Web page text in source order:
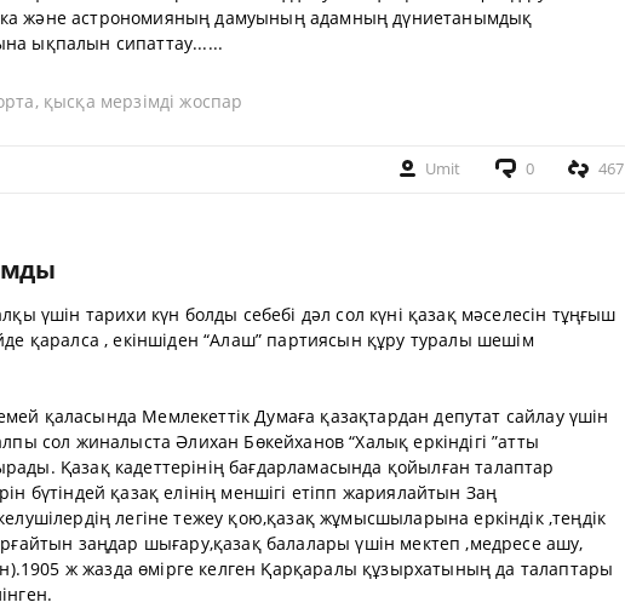
және астрономияның дамуының адамның дүниетанымдық
ықпалын сипаттау......
қысқа мерзімді жоспар
Umit 0 467
үшін тарихи күн болды себебі дәл сол күні қазақ мәселесін тұңғыш
қаралса , екіншіден “Алаш” партиясын құру туралы шешім
қаласында Мемлекеттік Думаға қазақтардан депутат сайлау үшін
сол жиналыста Әлихан Бөкейханов “Халық еркіндігі ”атты
Қазақ кадеттерінің бағдарламасында қойылған талаптар
бүтіндей қазақ елінің меншігі етіпп жариялайтын Заң
легіне тежеу қою,қазақ жұмысшыларына еркіндік ,теңдік
заңдар шығару,қазақ балалары үшін мектеп ,медресе ашу,
ж жазда өмірге келген Қарқаралы құзырхатының да талаптары